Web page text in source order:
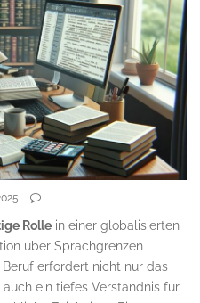
Rolle in einer globalisierten
über Sprachgrenzen
erfordert nicht nur das
auch ein tiefes Verständnis für